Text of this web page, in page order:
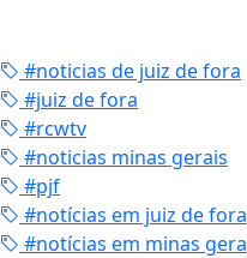
#noticias de juiz de fora
#juiz de fora
#rcwtv
#noticias minas gerais
#pjf
#notícias em juiz de fora
#notícias em minas gera